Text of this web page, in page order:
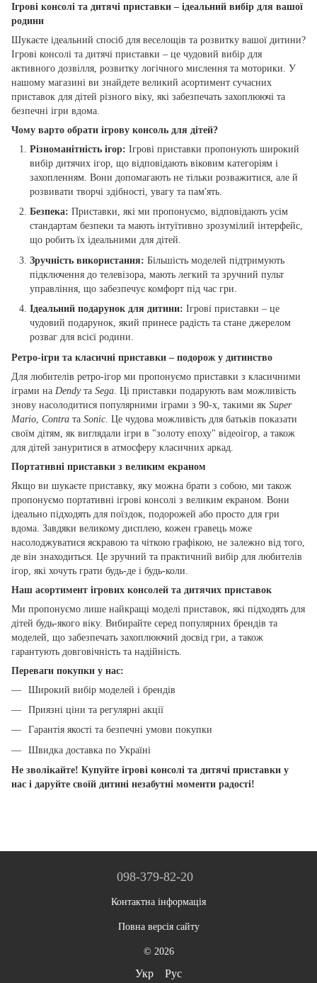
Ігрові консолі та дитячі приставки – ідеальний вибір для вашої
родини
Шукаєте ідеальний спосіб для веселощів та розвитку вашої дитини?
Ігрові консолі та дитячі приставки – це чудовий вибір для
активного дозвілля, розвитку логічного мислення та моторики. У
нашому магазині ви знайдете великий асортимент сучасних
приставок для дітей різного віку, які забезпечать захоплюючі та
безпечні ігри вдома.
Чому варто обрати ігрову консоль для дітей?
Різноманітність ігор: Ігрові приставки пропонують широкий
вибір дитячих ігор, що відповідають віковим категоріям і
захопленням. Вони допомагають не тільки розважитися, але й
розвивати творчі здібності, увагу та пам'ять.
Безпека: Приставки, які ми пропонуємо, відповідають усім
стандартам безпеки та мають інтуїтивно зрозумілий інтерфейс,
що робить їх ідеальними для дітей.
Зручність використання: Більшість моделей підтримують
підключення до телевізора, мають легкий та зручний пульт
управління, що забезпечує комфорт під час гри.
Ідеальний подарунок для дитини: Ігрові приставки – це
чудовий подарунок, який принесе радість та стане джерелом
розваг для всієї родини.
Ретро-ігри та класичні приставки – подорож у дитинство
Для любителів ретро-ігор ми пропонуємо приставки з класичними
іграми на Dendyта Sega . Ці приставки подарують вам можливість
знову насолодитися популярними іграми з 90-х, такими як Super
Mario Contra та Sonic . Це чудова можливість для батьків показати
своїм дітям, як виглядали ігри в "золоту епоху" відеоігор, а також
для дітей зануритися в атмосферу класичних аркад.
Портативні приставки з великим екраном
Якщо ви шукаєте приставку, яку можна брати з собою, ми також
пропонуємо портативні ігрові консолі з великим екраном. Вони
ідеально підходять для поїздок, подорожей або просто для гри
вдома. Завдяки великому дисплею, кожен гравець може
насолоджуватися яскравою та чіткою графікою, не залежно від того,
де він знаходиться. Це зручний та практичний вибір для любителів
ігор, які хочуть грати будь-де і будь-коли.
Наш асортимент ігрових консолей та дитячих приставок
Ми пропонуємо лише найкращі моделі приставок, які підходять для
дітей будь-якого віку. Вибирайте серед популярних брендів та
моделей, що забезпечать захоплюючий досвід гри, а також
гарантують довговічність та надійність.
Переваги покупки у нас:
Широкий вибір моделей і брендів
Приязні ціни та регулярні акції
Гарантія якості та безпечні умови покупки
Швидка доставка по Україні
Не зволікайте! Купуйте ігрові консолі та дитячі приставки у
нас і даруйте своїй дитині незабутні моменти радості!
098-379-82-20
Контактна інформація
Повна версія сайту
© 2026
Укр Рус